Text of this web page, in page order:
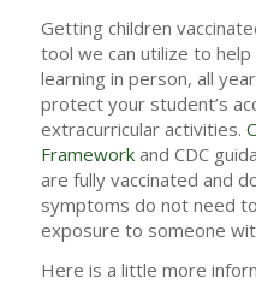
Getting children
tool we can utilize to
learning in person, all
protect your student’s
extracurricular activities.
Frameworkand CDC
are fully vaccinated and
symptoms do not need
exposure to someone
Here is a little more